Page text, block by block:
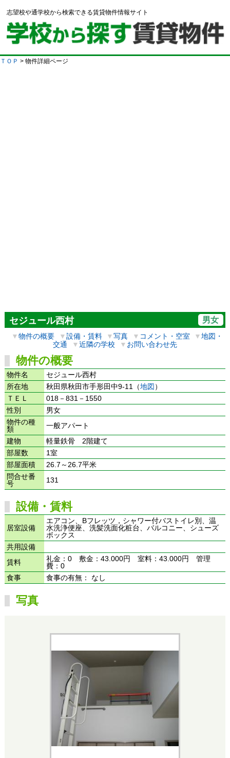
志望校や通学校から検索できる賃貸物件情報サイト
ＴＯＰ > 物件詳細ページ
セジュール西村 男女
▼物件の概要 ▼設備・賃料 ▼写真 ▼ コメント・空室 ▼地図・
交通
▼近隣の学校 ▼ お問い合わせ先
物件の概要
物件名
セジュール西村
所在地
秋田県秋田市手形田中9-11（地図 ）
ＴＥＬ
018－831－1550
性別
男女
物件の種
類
一般アパート
建物
軽量鉄骨 2階建て
部屋数
1室
部屋面積
26.7～26.7平米
問合せ番
号
131
設備・賃料
居室設備
エアコン、Bフレッツ，シャワー付バストイレ別、温
水洗浄便座、洗髪洗面化粧台、バルコニー、シューズ
ボックス
共用設備
賃料
礼金：0 敷金：43.000円 室料：43.000円 管理
費：0
食事
食事の有無： なし
写真